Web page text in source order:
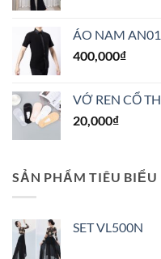
ÁO NAM
400,000₫
VỚ REN CỔ
20,000₫
SẢN PHẨM TIÊU BIỂU
SET VL500N